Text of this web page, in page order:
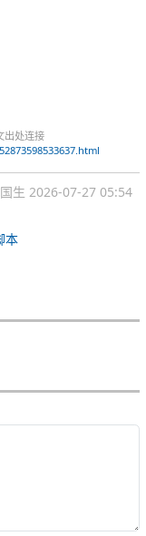
出处连接
生 2026-07-27 05:54
本